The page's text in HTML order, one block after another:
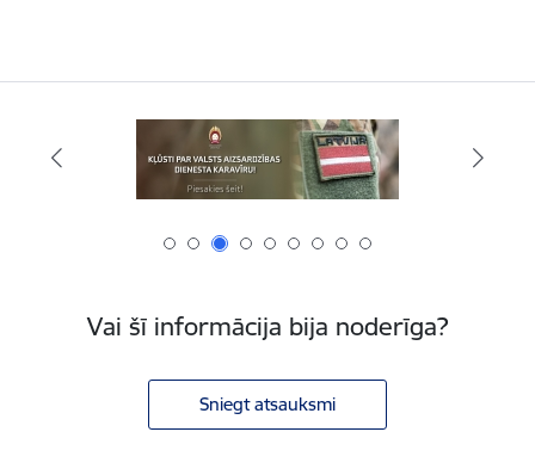
Vai šī informācija bija noderīga?
Sniegt atsauksmi